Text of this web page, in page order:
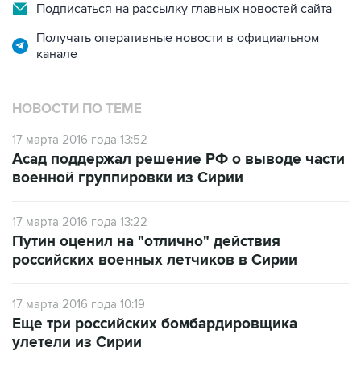
Подписаться на рассылку главных новостей сайта
Получать оперативные новости в официальном
канале
НОВОСТИ ПО ТЕМЕ
17 марта 2016 года 13:52
Асад поддержал решение РФ о выводе части
военной группировки из Сирии
17 марта 2016 года 13:22
Путин оценил на "отлично" действия
российских военных летчиков в Сирии
17 марта 2016 года 10:19
Еще три российских бомбардировщика
улетели из Сирии